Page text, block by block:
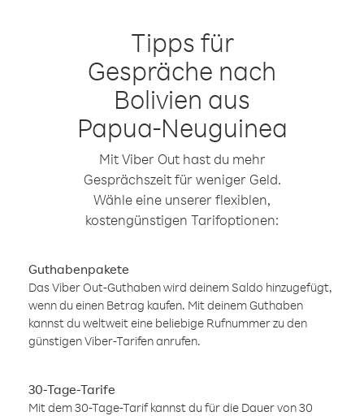
Tipps für
Gespräche nach
Bolivien aus
Papua-Neuguinea
Mit Viber Out hast du mehr
Gesprächszeit für weniger Geld.
Wähle eine unserer flexiblen,
kostengünstigen Tarifoptionen:
Guthabenpakete
Das Viber Out-Guthaben wird deinem Saldo hinzugefügt,
wenn du einen Betrag kaufen. Mit deinem Guthaben
kannst du weltweit eine beliebige Rufnummer zu den
günstigen Viber-Tarifen anrufen.
30-Tage-Tarife
Mit dem 30-Tage-Tarif kannst du für die Dauer von 30